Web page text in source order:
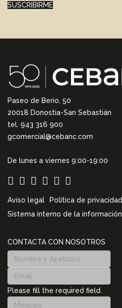
SUSCRIBIRME
Paseo de Berio, 50
20018 Donostia-San Sebastián
tel. 943 316 900
gcomercial@cebanc.com
De lunes a viernes 9:00-19:00
Aviso legal Política de privacidad
Sistema interno de la información
CONTACTA CON NOSOTROS
Please fill the required field.